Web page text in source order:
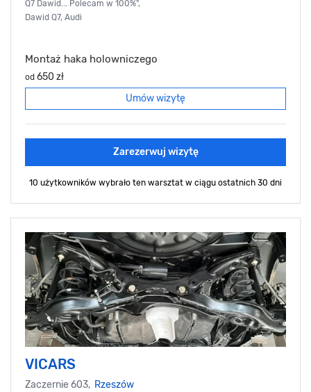
Q7 Dawid... Polecam w 100%",
Dawid Q7, Audi
Montaż haka holowniczego
od 650 zł
Umów wizytę
Zarezerwuj wizytę
10 użytkowników wybrało ten warsztat w ciągu ostatnich 30 dni
VICARS
Zaczernie 603, Rzeszów